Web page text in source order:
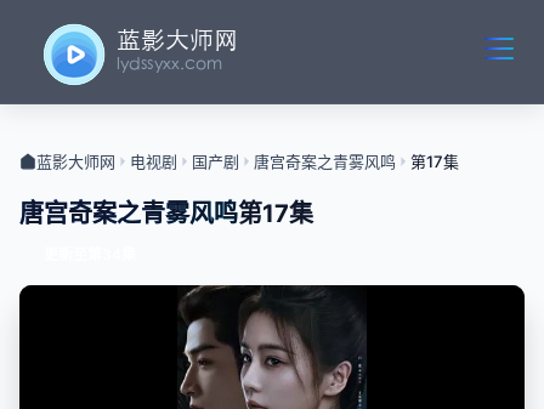
蓝影大师网 电视剧 国产剧 唐宫奇案之青雾风鸣 第17集
唐宫奇案之青雾风鸣第17集